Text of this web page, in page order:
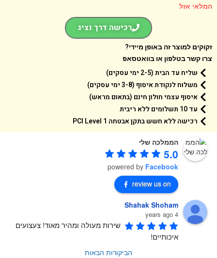
אזל
רכישה דרך נציג
למוצר זה באופן מיידי?
קשר בטלפון או בוואטסאפ
שליח עד הבית (2-5 ימי עסקים)
משלוח לנקודת איסוף (3-8 ימי עסקים)
איסוף עצמי חולון חינם (בתאום מראש)
עד 10 תשלומים ללא ריבית
רכישה ללא חשש בתקן אבטחה 1 PCI Level
הממלכה שלי
5.0
powered byFacebook
review us on
Shahak Shoham
4 years ago
שירות מעולה ומהיר מאוד! צעצועים
איכותיים!
הביקורות הבאות